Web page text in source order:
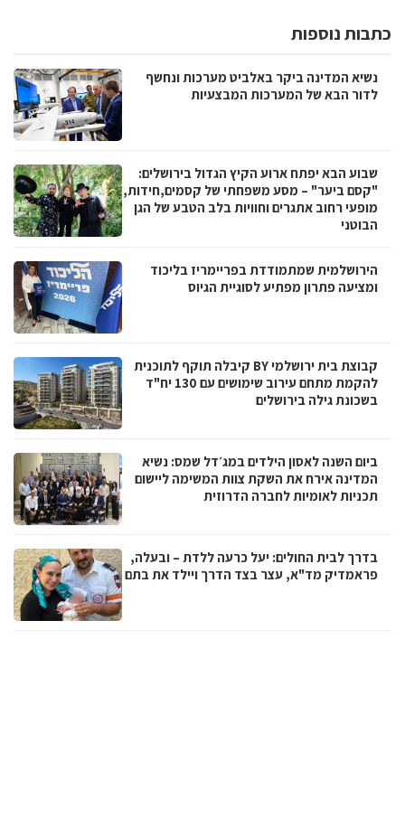
כתבות נוספות
נשיא המדינה ביקר באלביט מערכות ונחשף
לדור הבא של המערכות המבצעיות
שבוע הבא יפתח ארוע הקיץ הגדול בירושלים:
"קסם ביער" – מסע משפחתי של קסמים,חידות,
מופעי רחוב אתגרים וחוויות בלב הטבע של הגן
הבוטני
הירושלמית שמתמודדת בפריימריז בליכוד
ומציעה פתרון מפתיע לסוגיית הגיוס
קבוצת בית ירושלמי BY קיבלה תוקף לתוכנית
להקמת מתחם עירוב שימושים עם 130 יח"ד
בשכונת גילה בירושלים
ביום השנה לאסון הילדים במג׳דל שמס: נשיא
המדינה אירח את השקת צוות המשימה ליישום
תכניות לאומיות לחברה הדרוזית
בדרך לבית החולים: יעל כרעה ללדת – ובעלה,
פראמדיק מד"א, עצר בצד הדרך ויילד את בתם